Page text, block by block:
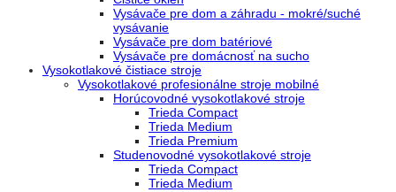
Vysávače pre dom a záhradu - mokré/suché
vysávanie
Vysávače pre dom batériové
Vysávače pre domácnosť na sucho
Vysokotlakové čistiace stroje
Vysokotlakové profesionálne stroje mobilné
Horúcovodné vysokotlakové stroje
Trieda Compact
Trieda Medium
Trieda Premium
Studenovodné vysokotlakové stroje
Trieda Compact
Trieda Medium